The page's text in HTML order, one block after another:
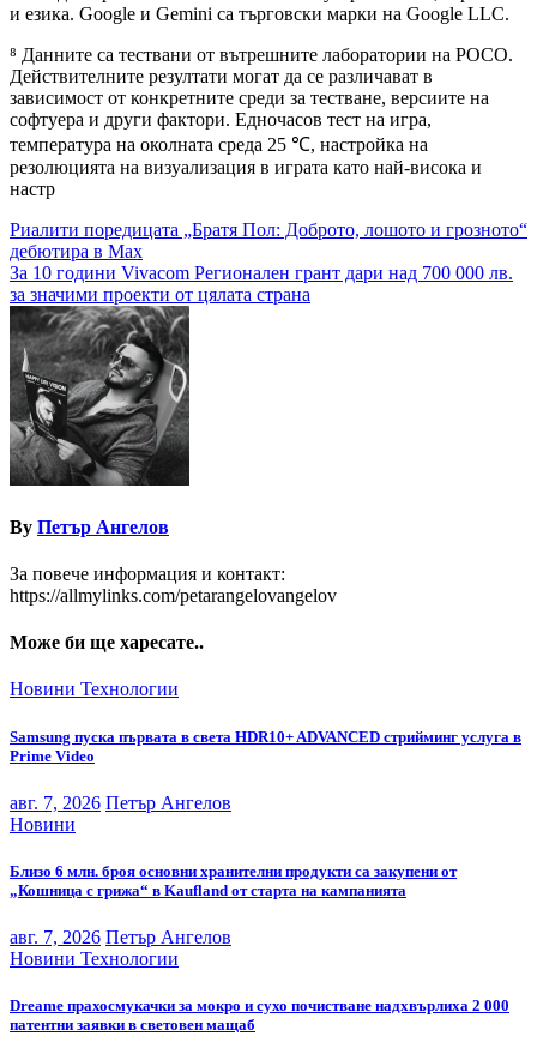
и езика. Google и Gemini са търговски марки на Google LLC.
⁸ Данните са тествани от вътрешните лаборатории на POCO.
Действителните резултати могат да се различават в
зависимост от конкретните среди за тестване, версиите на
софтуера и други фактори. Едночасов тест на игра,
температура на околната среда 25 ℃, настройка на
резолюцията на визуализация в играта като най-висока и
настр
Навигация
Риалити поредицата „Братя Пол: Доброто, лошото и грозното“
дебютира в Max
За 10 години Vivacom Регионален грант дари над 700 000 лв.
за значими проекти от цялата страна
By Петър Ангелов
За повече информация и контакт:
https://allmylinks.com/petarangelovangelov
Може би ще харесате..
Новини Технологии
Samsung пуска първата в света HDR10+ ADVANCED стрийминг услуга в
Prime Video
авг. 7, 2026 Петър Ангелов
Новини
Близо 6 млн. броя основни хранителни продукти са закупени от
„Кошница с грижа“ в Kaufland от старта на кампанията
авг. 7, 2026 Петър Ангелов
Новини Технологии
Dreame прахосмукачки за мокро и сухо почистване надхвърлиха 2 000
патентни заявки в световен мащаб